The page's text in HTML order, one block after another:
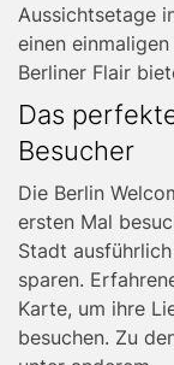
Aussichtsetage
einen
Berliner Flair
Das
Besucher
Die Berlin
ersten Mal
Stadt
sparen.
Karte, um ihre
besuchen. Zu